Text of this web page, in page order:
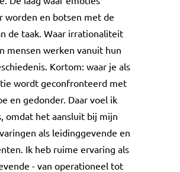
worden en botsen met de
de taak. Waar irrationaliteit
mensen werken vanuit hun
Kortom: waar je als
wordt geconfronteerd met
en gedonder. Daar voel ik
omdat het aansluit bij mijn
als leidinggevende en
Ik heb ruime ervaring als
- van operationeel tot